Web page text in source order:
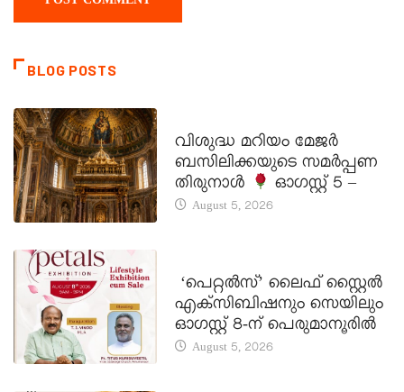
BLOG POSTS
വിശുദ്ധ മറിയം മേജർ
ബസിലിക്കയുടെ സമർപ്പണ
തിരുനാൾ
ഓഗസ്റ്റ് 5 –
August 5, 2026
‘പെറ്റൽസ്’ ലൈഫ് സ്റ്റൈൽ
എക്സിബിഷനും സെയിലും
ഓഗസ്റ്റ് 8-ന് പെരുമാനൂരിൽ
August 5, 2026